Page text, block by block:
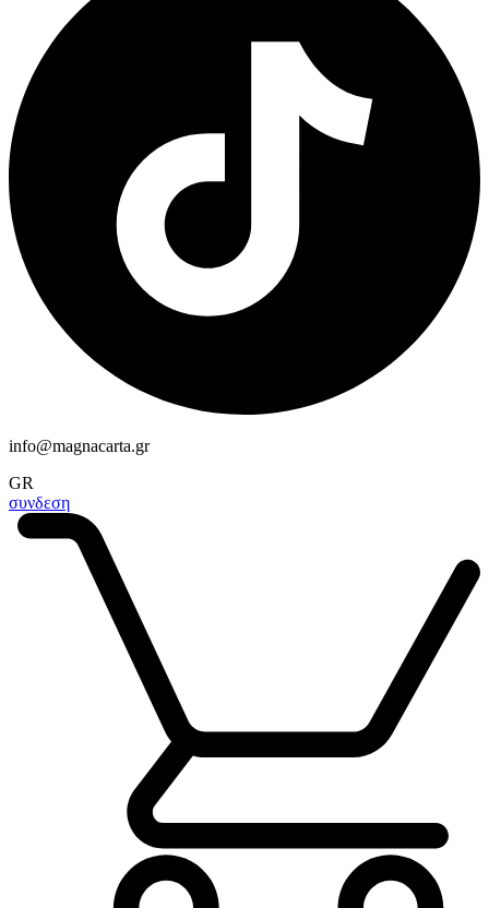
info@magnacarta.gr
GR
συνδεση